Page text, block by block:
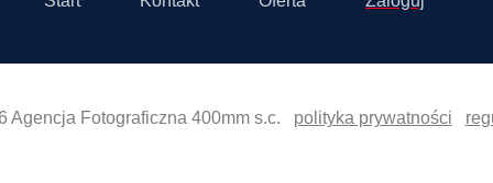
Agencja Fotograficzna 400mm s.c. polityka prywatności